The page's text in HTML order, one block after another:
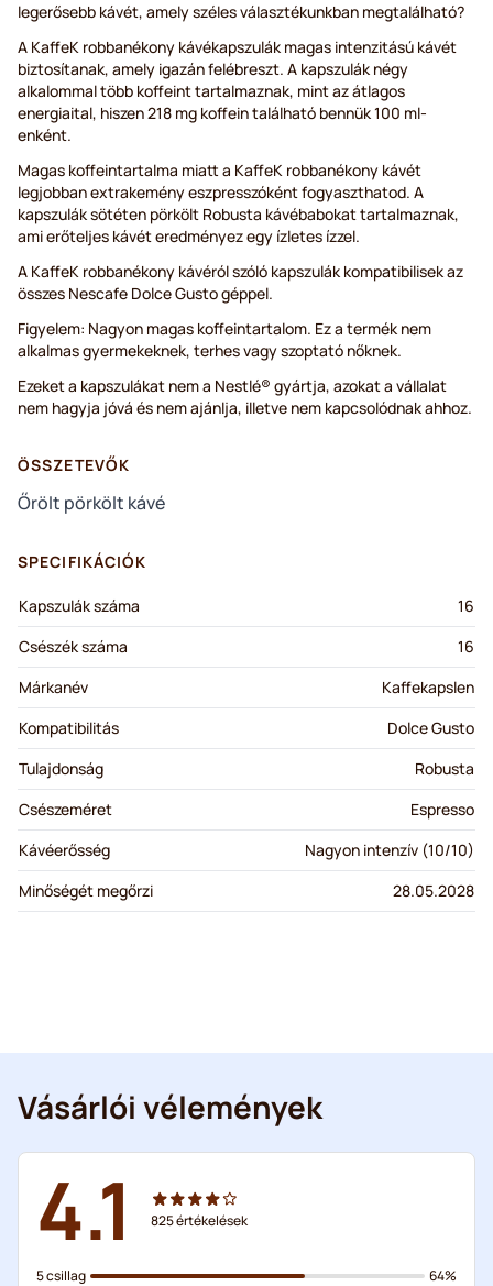
legerősebb kávét, amely széles választékunkban megtalálható?
A KaffeK robbanékony kávékapszulák magas intenzitású kávét
biztosítanak, amely igazán felébreszt. A kapszulák négy
alkalommal több koffeint tartalmaznak, mint az átlagos
energiaital, hiszen 218 mg koffein található bennük 100 ml-
enként.
Magas koffeintartalma miatt a KaffeK robbanékony kávét
legjobban extrakemény eszpresszóként fogyaszthatod. A
kapszulák sötéten pörkölt Robusta kávébabokat tartalmaznak,
ami erőteljes kávét eredményez egy ízletes ízzel.
A KaffeK robbanékony kávéról szóló kapszulák kompatibilisek az
összes Nescafe Dolce Gusto géppel.
Figyelem: Nagyon magas koffeintartalom. Ez a termék nem
alkalmas gyermekeknek, terhes vagy szoptató nőknek.
Ezeket a kapszulákat nem a Nestlé® gyártja, azokat a vállalat
nem hagyja jóvá és nem ajánlja, illetve nem kapcsolódnak ahhoz.
ÖSSZETEVŐK
Őrölt pörkölt kávé
SPECIFIKÁCIÓK
Kapszulák száma
16
Csészék száma
16
Márkanév
Kaffekapslen
Kompatibilitás
Dolce Gusto
Tulajdonság
Robusta
Csészeméret
Espresso
Kávéerősség
Nagyon intenzív (10/10)
Minőségét megőrzi
28.05.2028
Vásárlói vélemények
4.1 825értékelések
5 csillag
64%